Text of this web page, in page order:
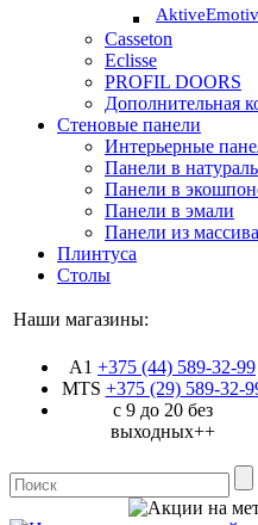
Aktive
Casseton
Eclisse
PROFIL DOORS
Дополнительная
Стеновые панели
Интерьерные
Панели в
Панели в
Панели в эмали
Панели из массива
Плинтуса
Столы
Наши магазины:
A1 +375 (44) 589-32-99
MTS +375 (29)589-32-
с 9 до 20 без
выходных++